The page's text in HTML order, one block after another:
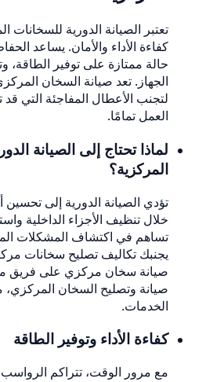
تعتبر الصيانة الدورية
كفاءة الأداء والأمان. يساعد
حالة ممتازة على توفير الطاقة،
الجهاز. تعد صيانة السخان
لتجنب الأعطال المفاجئة التي
العمل تمامًا.
لماذا تحتاج إلى الصيانة
المركزية؟
تؤدي الصيانة الدورية إلى
خلال تنظيف الأجزاء الداخلية
تساهم في اكتشاف المشكلات
يجنبك تكاليف تصليح سخانات
صيانة سخان مركزي على فريق
صيانة وتصليح السخان
الخدمات.
كفاءة الأداء وتوفير الطاقة
مع مرور الوقت، تتراكم